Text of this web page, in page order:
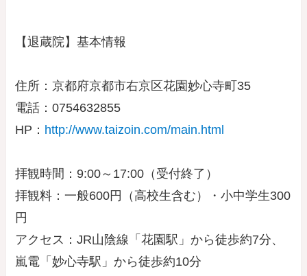
【退蔵院】基本情報
住所：京都府京都市右京区花園妙心寺町35
電話：0754632855
HP： http://www.taizoin.com/main.html
拝観時間：9:00～17:00（受付終了）
拝観料：一般600円（高校生含む）・小中学生300
円
アクセス：JR山陰線「花園駅」から徒歩約7分、
嵐電「妙心寺駅」から徒歩約10分